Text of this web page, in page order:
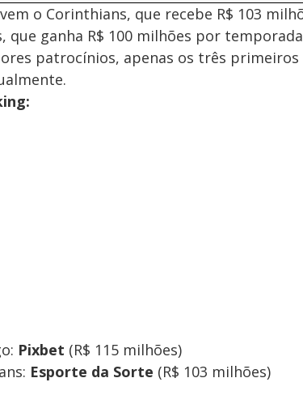
o Corinthians, que recebe R$ 103
que ganha R$ 100 milhões por
patrocínios, apenas os três primeiros
Pixbet (R$ 115 milhões)
Esporte da Sorte (R$ 103 milhões)